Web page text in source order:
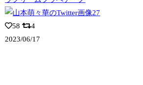
58
4
2023/06/17